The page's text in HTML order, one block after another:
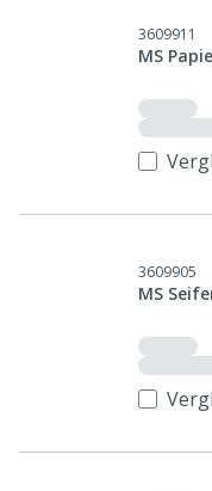
3609911
MS
3609905
MS